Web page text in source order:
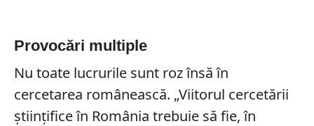
Provocări multiple
Nu toate lucrurile sunt roz însă în
cercetarea românească. „Viitorul cercetării
științifice în România trebuie să fie, în